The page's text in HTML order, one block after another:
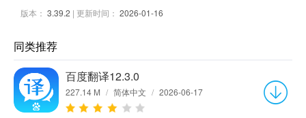
版本： 3.39.2 | 更新时间： 2026-01-16
同类推荐
百度翻译12.3.0
227.14 M / 简体中文 / 2026-06-17